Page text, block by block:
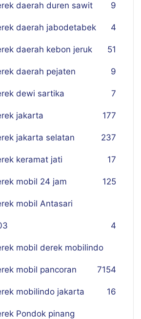
daerah duren sawit 9
daerah jabodetabek 4
daerah kebon jeruk 51
daerah pejaten 9
dewi sartika 7
jakarta 177
jakarta selatan 237
keramat jati 17
mobil 24 jam 125
mobil Antasari
4
mobil derek mobilindo
154
mobil pancoran 7
mobilindo jakarta 16
Pondok pinang